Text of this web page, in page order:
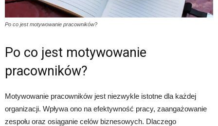
Po co jest motywowanie pracowników?
Po co jest motywowanie
pracowników?
Motywowanie pracowników jest niezwykle istotne dla każdej
organizacji. Wpływa ono na efektywność pracy, zaangażowanie
zespołu oraz osiąganie celów biznesowych. Dlaczego